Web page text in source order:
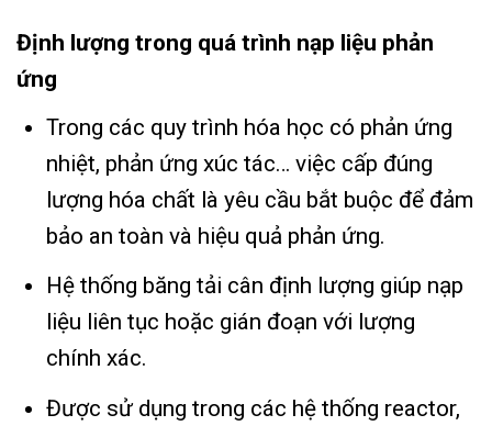
Định lượng trong quá trình nạp liệu phản
ứng
Trong các quy trình hóa học có phản ứng
nhiệt, phản ứng xúc tác… việc cấp đúng
lượng hóa chất là yêu cầu bắt buộc để đảm
bảo an toàn và hiệu quả phản ứng.
Hệ thống băng tải cân định lượng giúp nạp
liệu liên tục hoặc gián đoạn với lượng
chính xác.
Được sử dụng trong các hệ thống reactor,